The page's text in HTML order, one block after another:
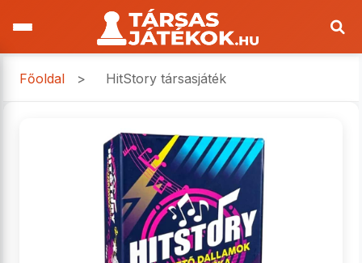
Főoldal > HitStory társasjáték